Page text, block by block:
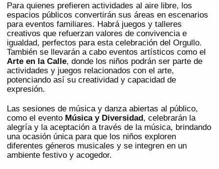
Para quienes prefieren actividades al aire libre, los
espacios públicos convertirán sus áreas en escenarios
para eventos familiares. Habrá juegos y talleres
creativos que refuerzan valores de convivencia e
igualdad, perfectos para esta celebración del Orgullo.
También se llevarán a cabo eventos artísticos como el
Arte en la Calle, donde los niños podrán ser parte de
actividades y juegos relacionados con el arte,
potenciando así su creatividad y capacidad de
expresión.
Las sesiones de música y danza abiertas al público,
como el evento Música y Diversidad, celebrarán la
alegría y la aceptación a través de la música, brindando
una ocasión única para que los niños exploren
diferentes géneros musicales y se integren en un
ambiente festivo y acogedor.